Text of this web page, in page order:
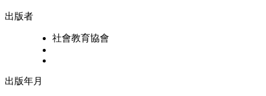
出版者
社會教育協會
出版年月